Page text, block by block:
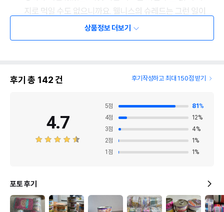
상품정보 더보기
후기 총 142건 후기작성하고 최대 150점 받기
4.7
5점 81 %
4점 12%
3점 4%
2점 1 %
1 점 1 %
포토 후기